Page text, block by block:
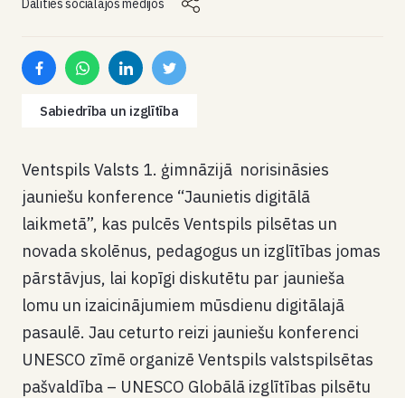
Dalīties sociālajos medijos
Sabiedrība un izglītība
Ventspils Valsts 1. ģimnāzijā norisināsies
jauniešu konference “Jaunietis digitālā
laikmetā”, kas pulcēs Ventspils pilsētas un
novada skolēnus, pedagogus un izglītības jomas
pārstāvjus, lai kopīgi diskutētu par jaunieša
lomu un izaicinājumiem mūsdienu digitālajā
pasaulē. Jau ceturto reizi jauniešu konferenci
UNESCO zīmē organizē Ventspils valstspilsētas
pašvaldība – UNESCO Globālā izglītības pilsētu